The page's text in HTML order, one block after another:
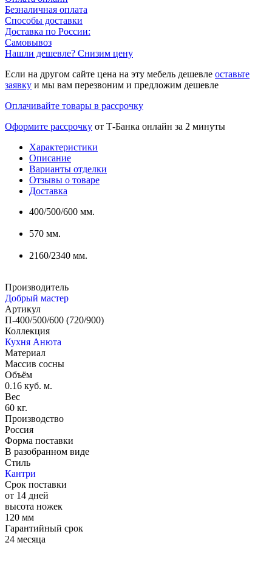
Безналичная оплата
Способы доставки
Доставка по России:
Самовывоз
Нашли дешевле? Снизим цену
Если на другом сайте цена на эту мебель дешевле оставьте
заявку и мы вам перезвоним и предложим дешевле
Оплачивайте товары в рассрочку
Оформите рассрочку от Т-Банка онлайн за 2 минуты
Характеристики
Описание
Варианты отделки
Отзывы о товаре
Доставка
400/500/600 мм.
570 мм.
2160/2340 мм.
Производитель
Добрый мастер
Артикул
П-400/500/600 (720/900)
Коллекция
Кухня Анюта
Материал
Массив сосны
Объём
0.16 куб. м.
Вес
60 кг.
Производство
Россия
Форма поставки
В разобранном виде
Стиль
Кантри
Срок поставки
от 14 дней
высота ножек
120 мм
Гарантийный срок
24 месяца